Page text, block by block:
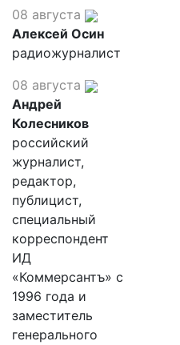
08 августа
Алексей Осин
радиожурналист
08 августа
Андрей
Колесников
российский
журналист,
редактор,
публицист,
специальный
корреспондент
ИД
«Коммерсантъ» с
1996 года и
заместитель
генерального